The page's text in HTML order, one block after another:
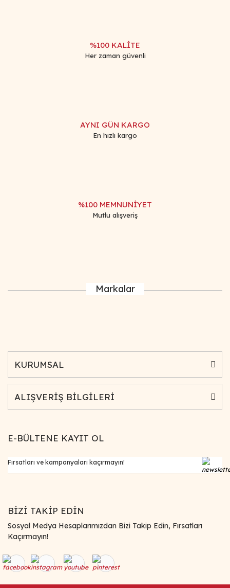
%100 KALİTE
Her zaman güvenli
AYNI GÜN KARGO
En hızlı kargo
%100 MEMNUNİYET
Mutlu alışveriş
Markalar
KURUMSAL
ALIŞVERİŞ BİLGİLERİ
E-BÜLTENE KAYIT OL
BİZİ TAKİP EDİN
Sosyal Medya Hesaplarımızdan Bizi Takip Edin, Fırsatları
Kaçırmayın!